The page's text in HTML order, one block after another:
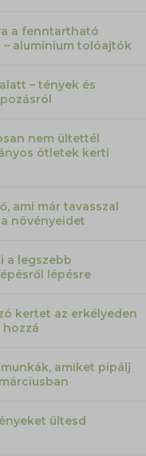
a fenntartható
alumínium tolóajtók
– tények és
nem ültettél
ötletek kerti
ami már tavasszal
növényeidet
a legszebb
lépésre
kertet az erkélyeden
hozzá
amiket pipálj
ültesd